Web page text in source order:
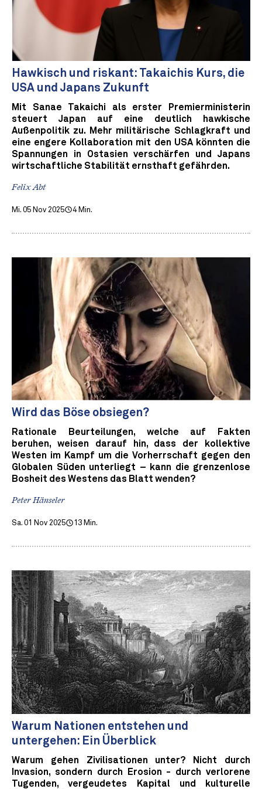
Hawkisch und riskant: Takaichis Kurs, die
USA und Japans Zukunft
Mit Sanae Takaichi als erster Premierministerin
steuert Japan auf eine deutlich hawkische
Außenpolitik zu. Mehr militärische Schlagkraft und
eine engere Kollaboration mit den USA könnten die
Spannungen in Ostasien verschärfen und Japans
wirtschaftliche Stabilität ernsthaft gefährden.
Felix Abt
Mi. 05 Nov 2025 4 Min.
Wird das Böse obsiegen?
Rationale Beurteilungen, welche auf Fakten
beruhen, weisen darauf hin, dass der kollektive
Westen im Kampf um die Vorherrschaft gegen den
Globalen Süden unterliegt – kann die grenzenlose
Bosheit des Westens das Blatt wenden?
Peter Hänseler
Sa. 01 Nov 2025 13 Min.
Warum Nationen entstehen und
untergehen: Ein Überblick
Warum gehen Zivilisationen unter? Nicht durch
Invasion, sondern durch Erosion - durch verlorene
Tugenden, vergeudetes Kapital und kulturelle